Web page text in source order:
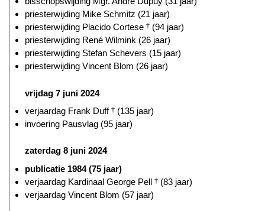
priesterwijding Mike Schmitz (21 jaar)
priesterwijding Placido Cortese † (94 jaar)
priesterwijding René Wilmink (26 jaar)
priesterwijding Stefan Schevers (15 jaar)
priesterwijding Vincent Blom (26 jaar)
vrijdag 7 juni 2024
verjaardag Frank Duff † (135 jaar)
invoering Pausvlag (95 jaar)
zaterdag 8 juni 2024
publicatie 1984 (75 jaar)
verjaardag Kardinaal George Pell † (83 jaar)
verjaardag Vincent Blom (57 jaar)